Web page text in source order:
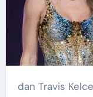
dan Travis